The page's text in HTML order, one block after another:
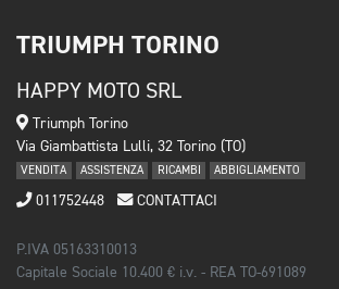
TRIUMPH TORINO
HAPPY MOTO SRL
Triumph Torino
Via Giambattista Lulli, 32 Torino (TO)
VENDITA ASSISTENZA RICAMBI ABBIGLIAMENTO
011752448 CONTATTACI
P.IVA 05163310013
Capitale Sociale 10.400 € i.v. - REA TO-691089